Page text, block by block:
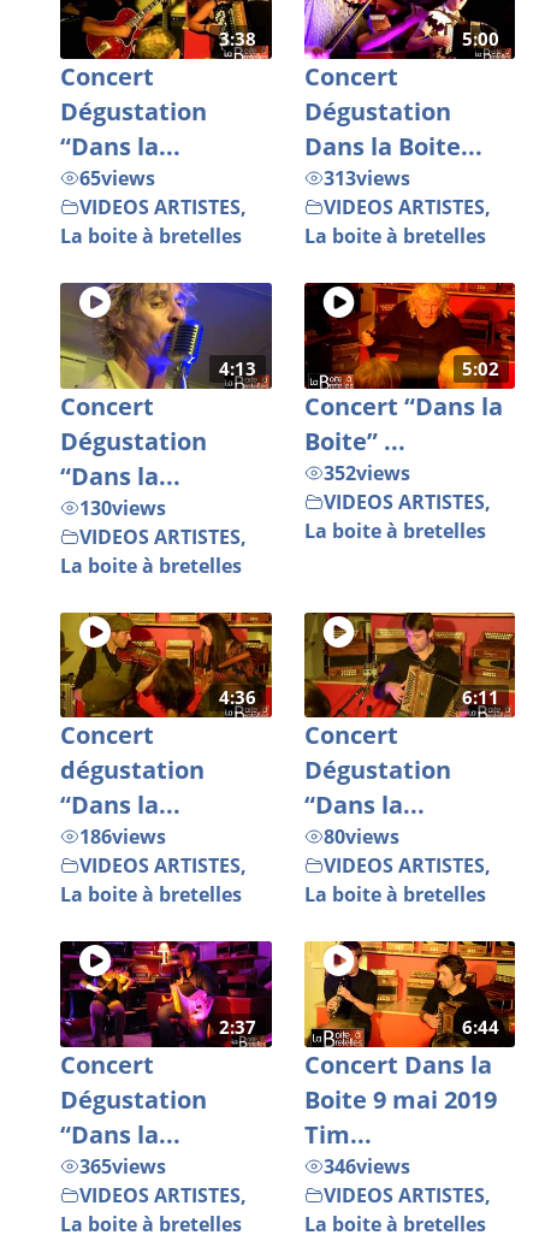
3:38
Concert
Dégustation
“Dans la...
65views
VIDEOS ARTISTES,
La boite à bretelles
5:00
Concert
Dégustation
Dans la Boite...
313views
VIDEOS ARTISTES,
La boite à bretelles
4:13
Concert
Dégustation
“Dans la...
130views
VIDEOS ARTISTES,
La boite à bretelles
5:02
Concert “Dans la
Boite” ...
352views
VIDEOS ARTISTES,
La boite à bretelles
4:36
Concert
dégustation
“Dans la...
186views
VIDEOS ARTISTES,
La boite à bretelles
6:11
Concert
Dégustation
“Dans la...
80views
VIDEOS ARTISTES,
La boite à bretelles
2:37
Concert
Dégustation
“Dans la...
365views
VIDEOS ARTISTES,
La boite à bretelles
6:44
Concert Dans la
Boite 9 mai 2019
Tim...
346views
VIDEOS ARTISTES,
La boite à bretelles